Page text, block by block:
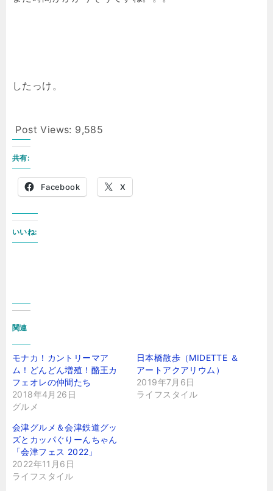
したっけ。
Post Views: 9,585
共有:
Facebook X
いいね:
関連
モナカ！カントリーマア
ム！どんどん増殖！酪王カ
フェオレの仲間たち
2018年4月26日
グルメ
日本橋散歩（MIDETTE ＆
アートアクアリウム）
2019年7月6日
ライフスタイル
会津グルメ＆会津鉄道グッ
ズとカッパぐりーんちゃん
「会津フェス 2022」
2022年11月6日
ライフスタイル